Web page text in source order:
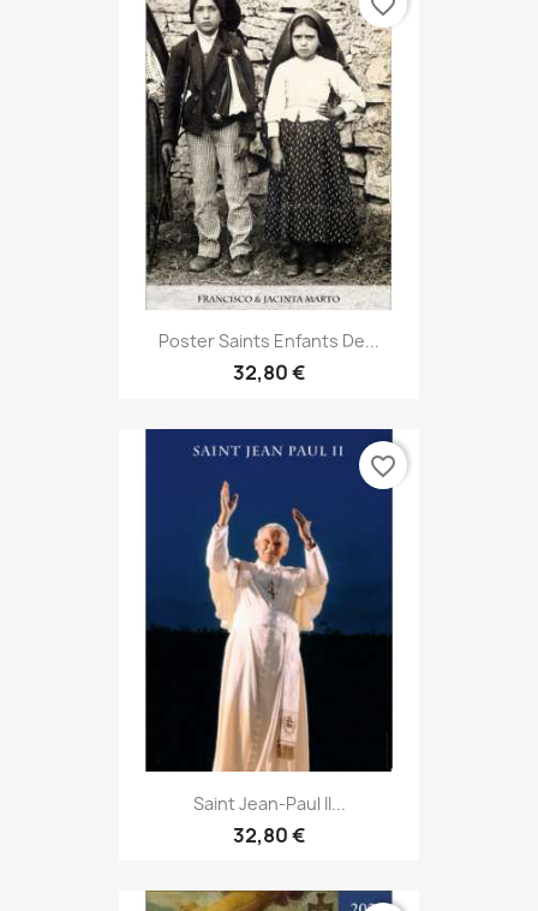
Poster Saints Enfants De...
32,80 €
Saint Jean-Paul II...
32,80 €
favorite_border